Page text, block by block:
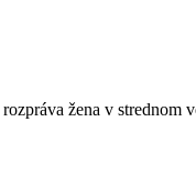
žena v strednom